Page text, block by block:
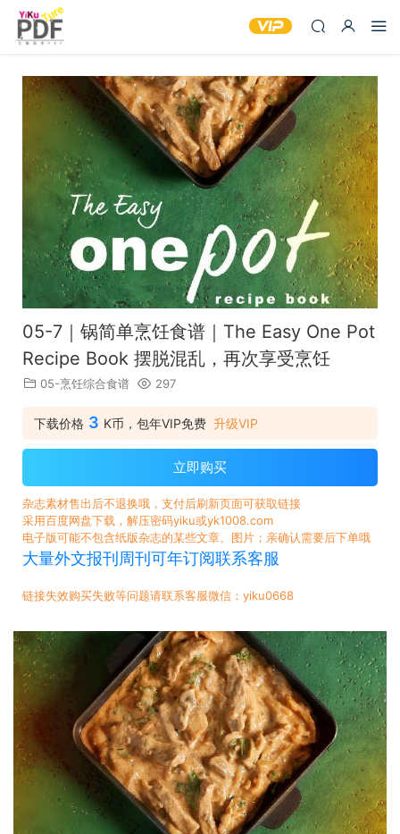
05-7｜锅简单烹饪食谱｜The Easy One Pot
Recipe Book 摆脱混乱，再次享受烹饪
05-烹饪综合食谱 297
下载价格 3 K币，包年VIP免费 升级VIP
立即购买
杂志素材售出后不退换哦，支付后刷新页面可获取链接
采用百度网盘下载，解压密码yiku或yk1008.com
电子版可能不包含纸版杂志的某些文章、图片；亲确认需要后下单哦
大量外文报刊周刊可年订阅联系客服
链接失效购买失败等问题请联系客服微信：yiku0668